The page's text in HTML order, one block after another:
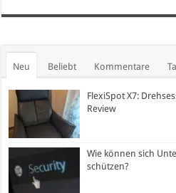
Neu Beliebt Kommentare
FlexiSpot X7:
Review
Wie können sich
schützen?